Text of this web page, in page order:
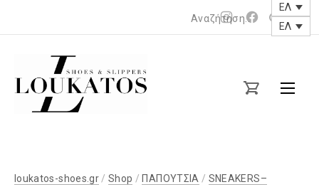
Νέο
παράθυρο
Νέο
παράθυρο
ΕΛ
ΕΛ
loukatos-
shoes.gr
loukatos-shoes.gr/Shop / ΠΑΠΟΥΤΣΙΑ / SNEAKERS–